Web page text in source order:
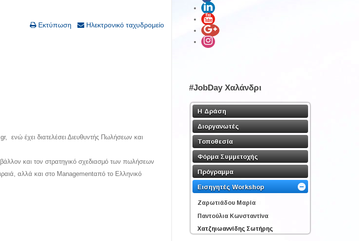
Εκτύπωση Ηλεκτρονικό ταχυδρομείο
ενώ έχει διατελέσει Διευθυντής Πωλήσεων και
και τον στρατηγικό σχεδιασμό των πωλήσεων
αλλά και στο Managementαπό το Ελληνικό
#JobDay Χαλάνδρι
Η Δράση
Διοργανωτές
Τοποθεσία
Φόρμα Συμμετοχής
Πρόγραμμα
Εισηγητές Workshop
Ζαρωτιάδου Μαρία
Παντούλια Κωνσταντίνα
Χατζηιωαννίδης Σωτήρης